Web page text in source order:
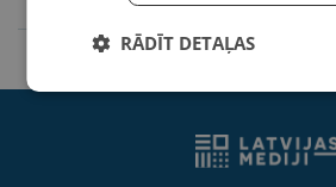
RĀDĪT DETAĻAS